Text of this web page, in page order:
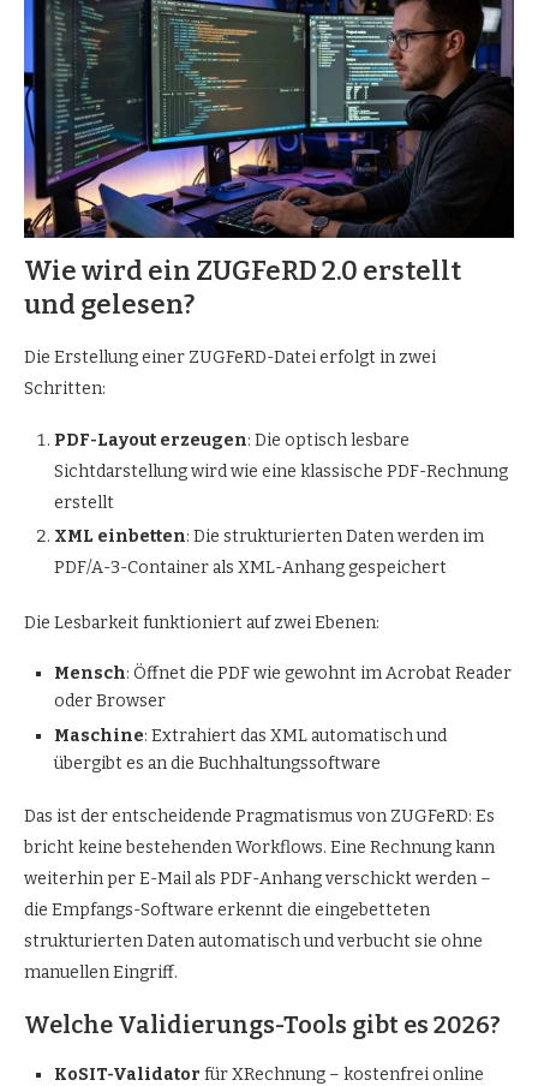
Wie wird ein ZUGFeRD 2.0 erstellt
und gelesen?
Die Erstellung einer ZUGFeRD-Datei erfolgt in zwei
Schritten:
PDF-Layout erzeugen: Die optisch lesbare
Sichtdarstellung wird wie eine klassische PDF-Rechnung
erstellt
XML einbetten: Die strukturierten Daten werden im
PDF/A-3-Container als XML-Anhang gespeichert
Die Lesbarkeit funktioniert auf zwei Ebenen:
Mensch: Öffnet die PDF wie gewohnt im Acrobat Reader
oder Browser
Maschine: Extrahiert das XML automatisch und
übergibt es an die Buchhaltungssoftware
Das ist der entscheidende Pragmatismus von ZUGFeRD: Es
bricht keine bestehenden Workflows. Eine Rechnung kann
weiterhin per E-Mail als PDF-Anhang verschickt werden –
die Empfangs-Software erkennt die eingebetteten
strukturierten Daten automatisch und verbucht sie ohne
manuellen Eingriff.
Welche Validierungs-Tools gibt es 2026?
KoSIT-Validator für XRechnung – kostenfrei online